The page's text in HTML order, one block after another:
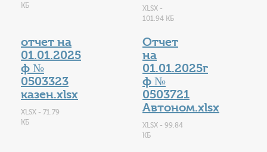
КБ
XLSX -
101.94 КБ
отчет на
01.01.2025
ф №
0503323
казен.xlsx
XLSX - 71.79
КБ
Отчет
на
01.01.2025г
ф №
0503721
Автоном.xlsx
XLSX - 99.84
КБ